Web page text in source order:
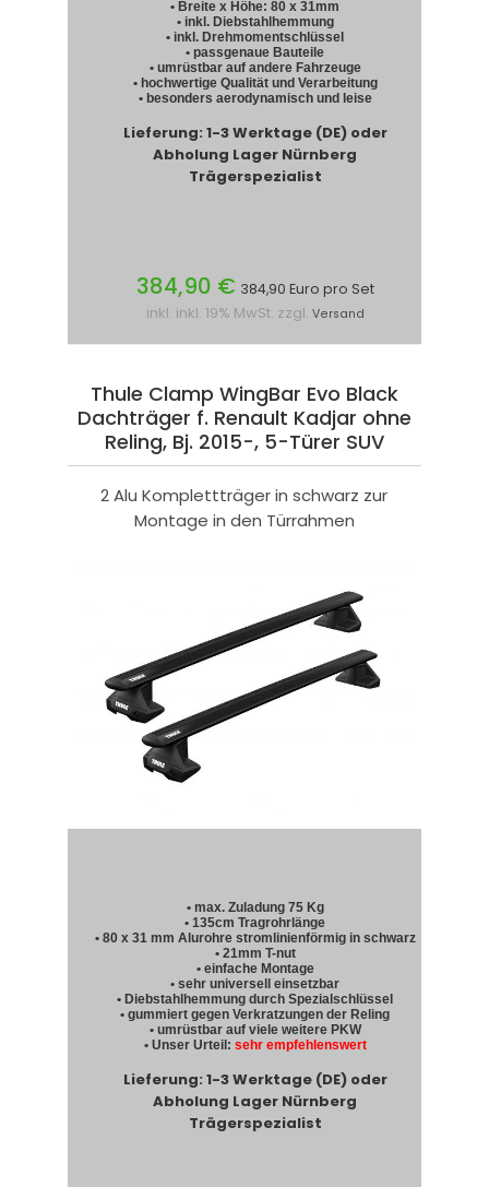
• Breite x Höhe: 80 x 31mm
• inkl. Diebstahlhemmung
• inkl. Drehmomentschlüssel
• passgenaue Bauteile
• umrüstbar auf andere Fahrzeuge
• hochwertige Qualität und Verarbeitung
• besonders aerodynamisch und leise
Lieferung: 1-3 Werktage (DE) oder
Abholung Lager Nürnberg
Trägerspezialist
384,90 € 384,90 Euro pro Set
inkl. inkl. 19% MwSt. zzgl. Versand
Thule Clamp WingBar Evo Black
Dachträger f. Renault Kadjar ohne
Reling, Bj. 2015-, 5-Türer SUV
2 Alu Komplettträger in schwarz zur
Montage in den Türrahmen
• max. Zuladung 75 Kg
• 135cm Tragrohrlänge
• 80 x 31 mm Alurohre stromlinienförmig in schwarz
• 21mm T-nut
• einfache Montage
• sehr universell einsetzbar
• Diebstahlhemmung durch Spezialschlüssel
• gummiert gegen Verkratzungen der Reling
• umrüstbar auf viele weitere PKW
• Unser Urteil: sehr empfehlenswert
Lieferung: 1-3 Werktage (DE) oder
Abholung Lager Nürnberg
Trägerspezialist